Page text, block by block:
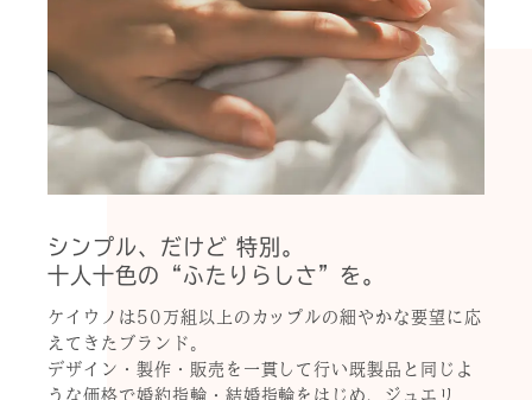
シンプル、だけど 特別。
十人十色の“ふたりらしさ”を。
ケイウノは50万組以上のカップルの細やかな要望に応
えてきたブランド。
デザイン・製作・販売を一貫して行い既製品と同じよ
うな価格で婚約指輪・結婚指輪をはじめ、ジュエリ